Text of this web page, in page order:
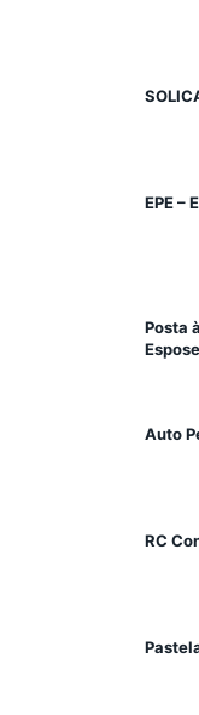
EPE –
Posta
Auto
RC